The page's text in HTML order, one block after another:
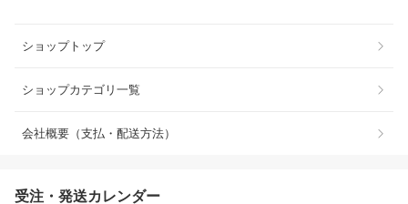
ショップトップ
ショップカテゴリ一覧
会社概要（支払・配送方法）
受注・発送カレンダー